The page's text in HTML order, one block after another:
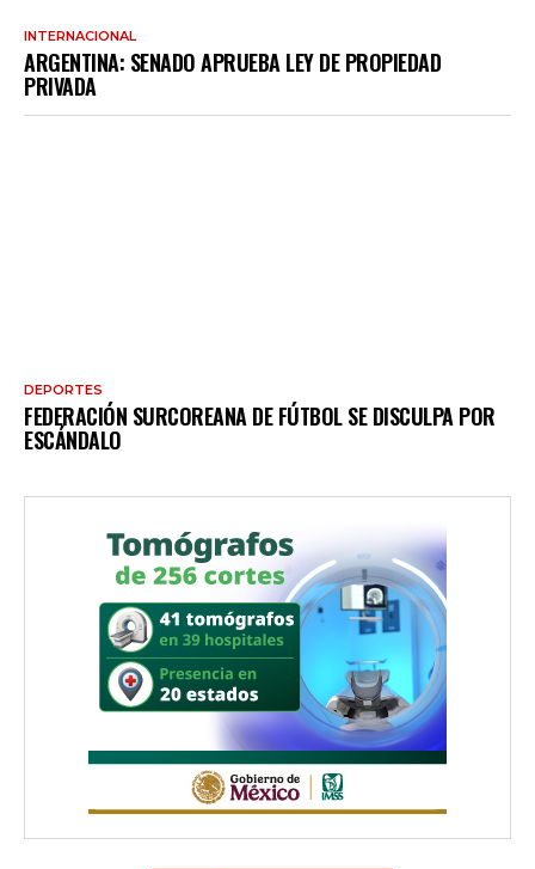
INTERNACIONAL
ARGENTINA: SENADO APRUEBA LEY DE PROPIEDAD
PRIVADA
DEPORTES
FEDERACIÓN SURCOREANA DE FÚTBOL SE DISCULPA POR
ESCÁNDALO